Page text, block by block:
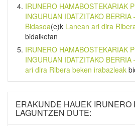
IRUNERO HAMABOSTEKARIAK
INGURUAN IDATZITAKO
Bidasoa(e)k Lanean ari dira
bidalketan
IRUNERO HAMABOSTEKARIAK
INGURUAN IDATZITAKO
ari dira Ribera beken irabazleak
ERAKUNDE HAUEK IRUNERO
LAGUNTZEN DUTE: